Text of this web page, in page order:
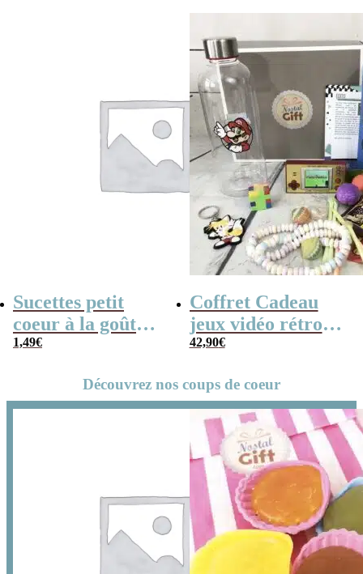
Sucettes petit
coeur à la goût
cerise x5
1,49€
Coffret Cadeau
jeux vidéo rétro
(avec sa console de
42,90€
Découvrez nos coups de coeur